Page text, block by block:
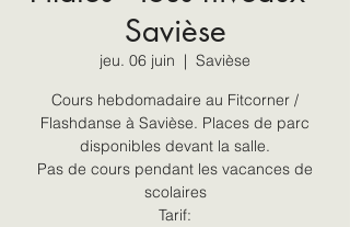
Savièse
jeu. 06 juin
  |
Savièse
Cours hebdomadaire au Fitcorner /
Flashdanse à Savièse. Places de parc
disponibles devant la salle.
Pas de cours pendant les vacances de
scolaires
Tarif: